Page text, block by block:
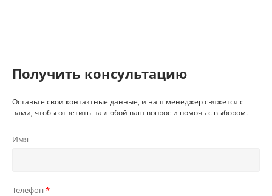
Получить консультацию
Оставьте свои контактные данные, и наш менеджер свяжется с
вами, чтобы ответить на любой ваш вопрос и помочь с выбором.
Имя
Телефон